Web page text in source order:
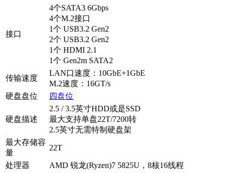
接口
4个SATA3 6Gbps
4个M.2接口
1个 USB3.2 Gen2
2个 USB3.2 Gen2
1个 HDMI 2.1
1个 Gen2m SATA2
传输速度
LAN口速度：10GbE+1GbE
M.2速度：16GT/s
硬盘盘位
四盘位
硬盘描述
2.5 / 3.5英寸HDD或是SSD
最大支持单盘22T/7200转
2.5英寸无需特制硬盘架
最大存储容
量
22T
处理器 AMD 锐龙(Ryzen)7 5825U，8核16线程